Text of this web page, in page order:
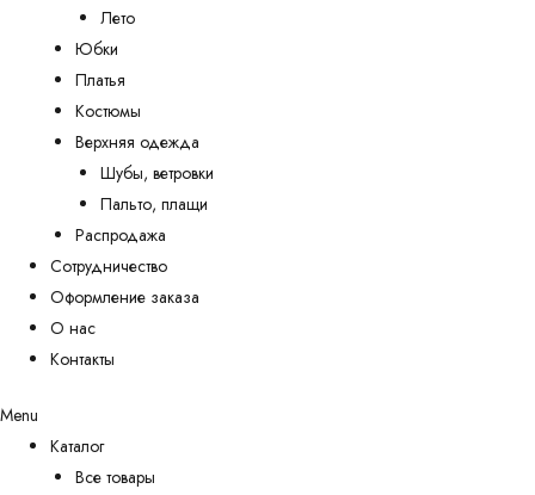
Лето
Юбки
Платья
Костюмы
Верхняя одежда
Шубы, ветровки
Пальто, плащи
Распродажа
Сотрудничество
Оформление заказа
О нас
Контакты
Menu
Каталог
Все товары